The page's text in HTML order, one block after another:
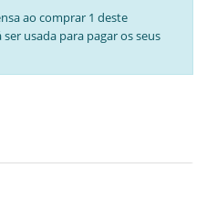
ao comprar 1 deste
usada para pagar os seus